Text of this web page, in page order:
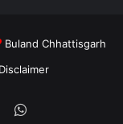
Buland Chhattisgarh
Disclaimer
WhatsApp